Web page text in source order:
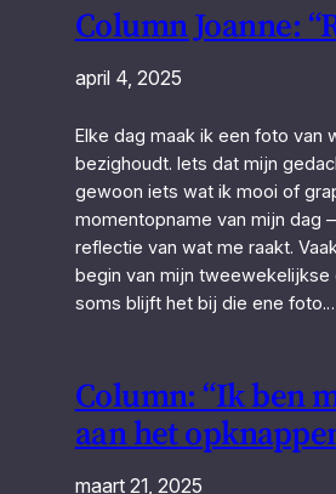
Column Joanne:
april 4, 2025
Elke dag maak ik een foto van
bezighoudt. Iets dat mijn
gewoon iets wat ik mooi of
momentopname van mijn dag
reflectie van wat me raakt.
begin van mijn tweewekelijkse
soms blijft het bij die ene
Column: “Ik ben
aan het
maart 21, 2025